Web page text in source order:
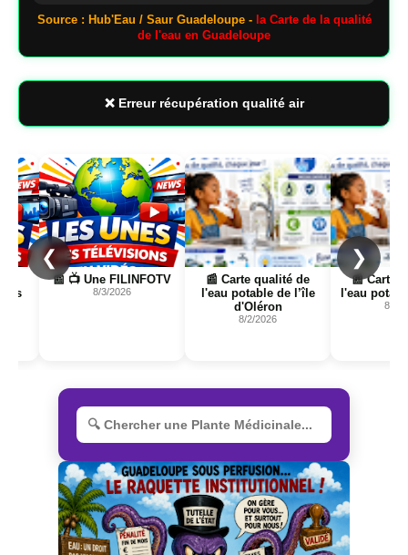
Source : Hub'Eau / Saur Guadeloupe - la Carte de la qualité
de l'eau en Guadeloupe
❌ Erreur récupération qualité air
❮
Page
📰 📺 Une FILINFOTV
8/3/2026
Page
📰 Carte qualité de
l'eau potable de l’île
d'Oléron
8/2/2026
Page
📰 Carte
l'eau
8/2/
❯
R
e
h
e
r
c
h